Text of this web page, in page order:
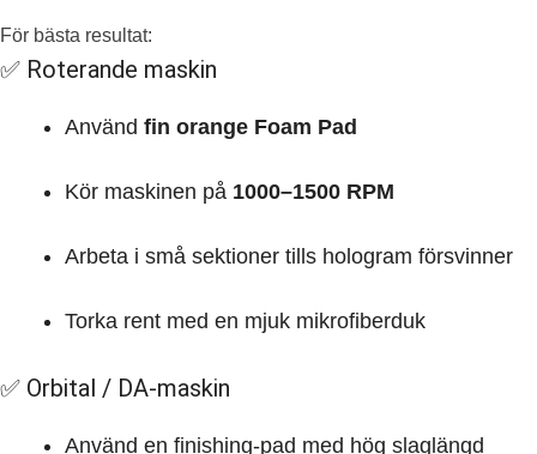
För bästa resultat:
✅ Roterande maskin
Använd fin orange Foam Pad
Kör maskinen på 1000–1500 RPM
Arbeta i små sektioner tills hologram försvinner
Torka rent med en mjuk mikrofiberduk
✅ Orbital / DA-maskin
Använd en finishing-pad med hög slaglängd